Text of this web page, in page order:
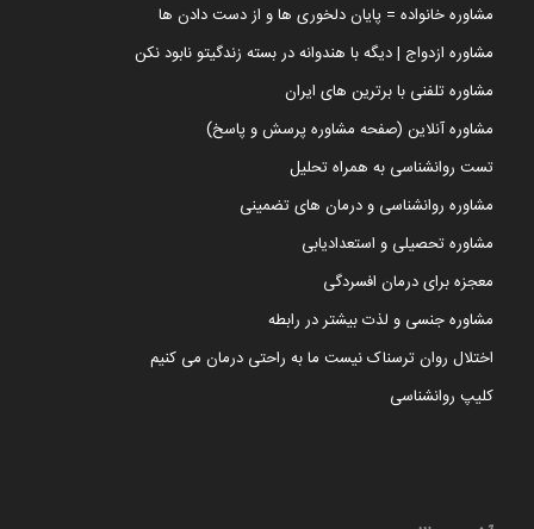
مشاوره خانواده = پایان دلخوری ها و از دست دادن ها
مشاوره ازدواج | دیگه با هندوانه در بسته زندگیتو نابود نکن
مشاوره تلفنی با برترین های ایران
مشاوره آنلاین (صفحه مشاوره پرسش و پاسخ)
تست روانشناسی به همراه تحلیل
مشاوره روانشناسی و درمان های تضمینی
مشاوره تحصیلی و استعدادیابی
معجزه برای درمان افسردگی
مشاوره جنسی و لذت بیشتر در رابطه
اختلال روان ترسناک نیست ما به راحتی درمان می کنیم
کلیپ روانشناسی